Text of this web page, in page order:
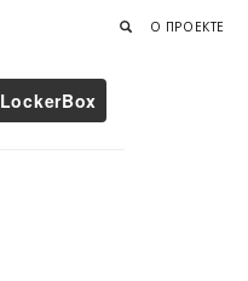
О ПРОЕКТЕ
LockerBox